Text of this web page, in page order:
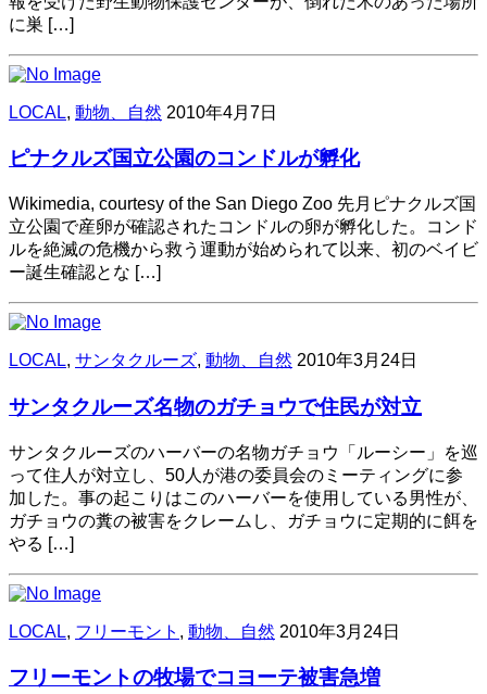
に巣 […]
LOCAL, 動物、自然 2010年4月7日
ピナクルズ国立公園のコンドルが孵化
Wikimedia, courtesy of the San Diego Zoo 先月ピナクルズ国
立公園で産卵が確認されたコンドルの卵が孵化した。コンド
ルを絶滅の危機から救う運動が始められて以来、初のベイビ
ー誕生確認とな […]
LOCAL, サンタクルーズ, 動物、自然 2010年3月24日
サンタクルーズ名物のガチョウで住民が対立
サンタクルーズのハーバーの名物ガチョウ「ルーシー」を巡
って住人が対立し、50人が港の委員会のミーティングに参
加した。事の起こりはこのハーバーを使用している男性が、
ガチョウの糞の被害をクレームし、ガチョウに定期的に餌を
やる […]
LOCAL, フリーモント , 動物、自然 2010年3月24日
フリーモントの牧場でコヨーテ被害急増